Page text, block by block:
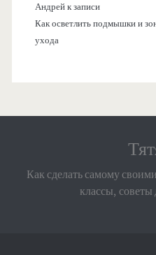
Андрейк записи
Как осветлить подмышки и
ухода
Как сделать самому
классы, советы